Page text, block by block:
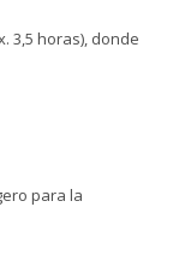
3,5 horas), donde
para la